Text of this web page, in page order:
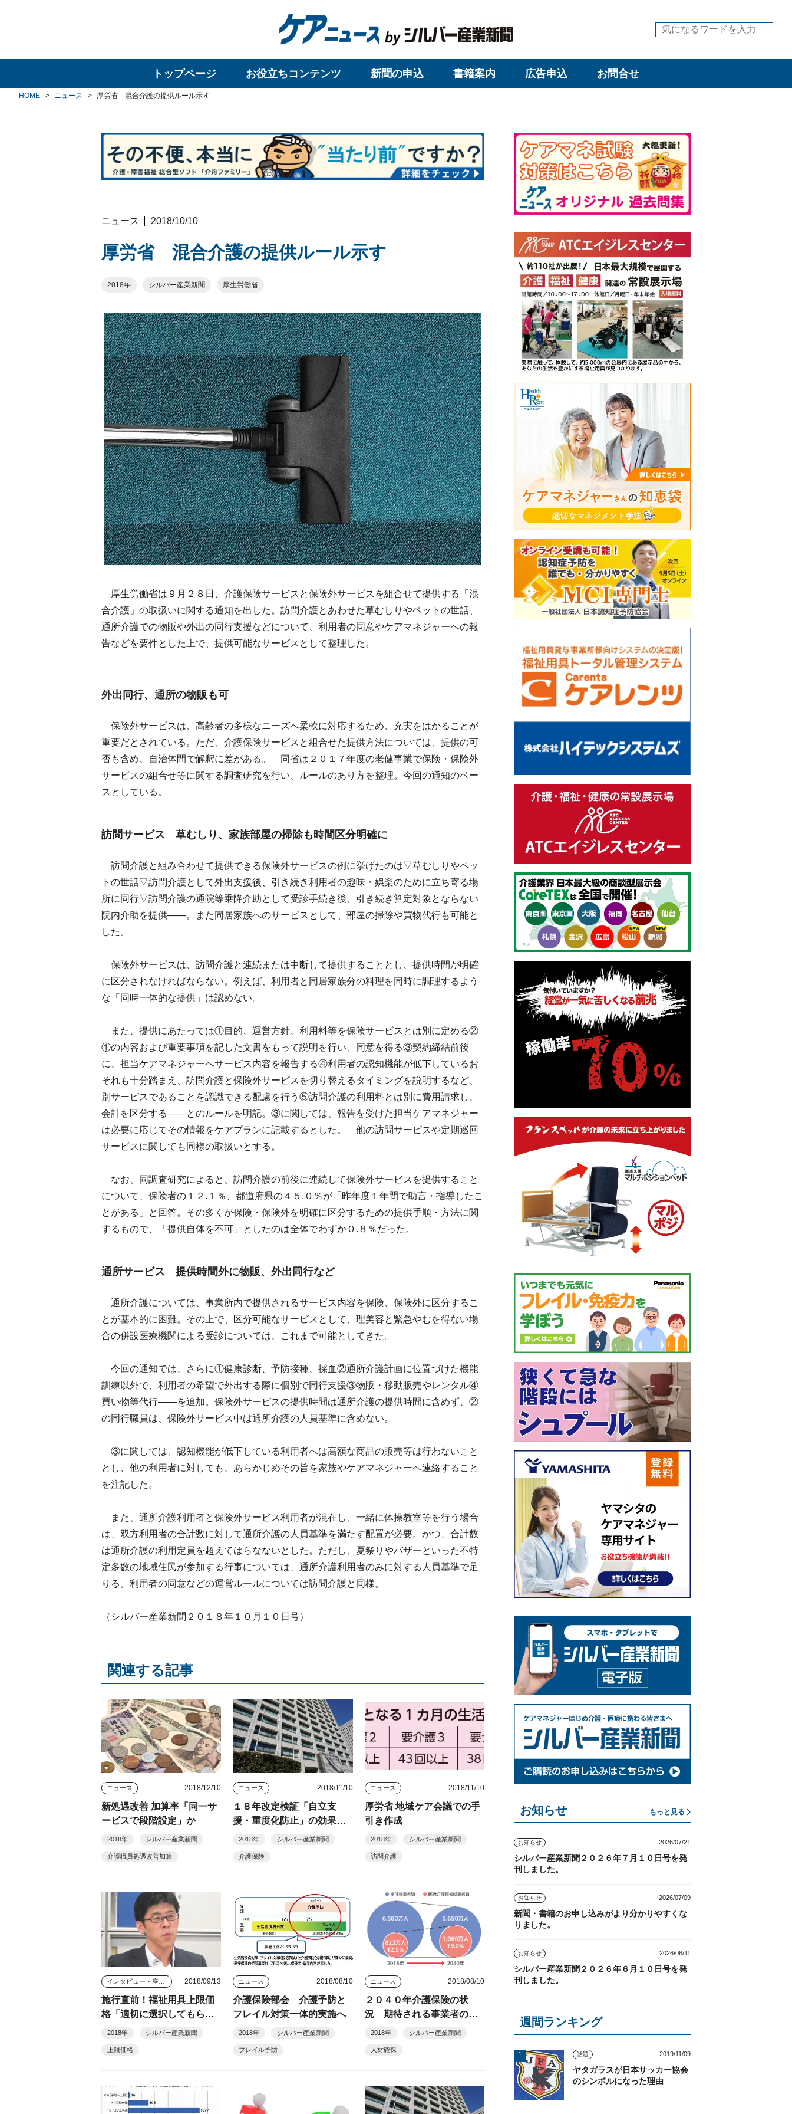
トップページ お役立ちコンテンツ 新聞の申込 書籍案内 広告申込 お問合せ
HOME ニュース 厚労省 混合介護の提供ルール示す
ニュース 2018/10/10
厚労省 混合介護の提供ルール示す
2018年 シルバー産業新聞 厚生労働省
厚生労働省は９月２８日、介護保険サービスと保険外サービスを組合せて提供する「混
合介護」の取扱いに関する通知を出した。訪問介護とあわせた草むしりやペットの世話、
通所介護での物販や外出の同行支援などについて、利用者の同意やケアマネジャーへの報
告などを要件とした上で、提供可能なサービスとして整理した。
外出同行、通所の物販も可
保険外サービスは、高齢者の多様なニーズへ柔軟に対応するため、充実をはかることが
重要だとされている。ただ、介護保険サービスと組合せた提供方法については、提供の可
否も含め、自治体間で解釈に差がある。 同省は２０１７年度の老健事業で保険・保険外
サービスの組合せ等に関する調査研究を行い、ルールのあり方を整理。今回の通知のベー
スとしている。
訪問サービス 草むしり、家族部屋の掃除も時間区分明確に
訪問介護と組み合わせて提供できる保険外サービスの例に挙げたのは▽草むしりやペッ
トの世話▽訪問介護として外出支援後、引き続き利用者の趣味・娯楽のために立ち寄る場
所に同行▽訪問介護の通院等乗降介助として受診手続き後、引き続き算定対象とならない
院内介助を提供――。また同居家族へのサービスとして、部屋の掃除や買物代行も可能と
した。
保険外サービスは、訪問介護と連続または中断して提供することとし、提供時間が明確
に区分されなければならない。例えば、利用者と同居家族分の料理を同時に調理するよう
な「同時一体的な提供」は認めない。
また、提供にあたっては①目的、運営方針、利用料等を保険サービスとは別に定める②
①の内容および重要事項を記した文書をもって説明を行い、同意を得る③契約締結前後
に、担当ケアマネジャーへサービス内容を報告する④利用者の認知機能が低下しているお
それも十分踏まえ、訪問介護と保険外サービスを切り替えるタイミングを説明するなど、
別サービスであることを認識できる配慮を行う⑤訪問介護の利用料とは別に費用請求し、
会計を区分する――とのルールを明記。③に関しては、報告を受けた担当ケアマネジャー
は必要に応じてその情報をケアプランに記載するとした。 他の訪問サービスや定期巡回
サービスに関しても同様の取扱いとする。
なお、同調査研究によると、訪問介護の前後に連続して保険外サービスを提供すること
について、保険者の１２.１％、都道府県の４５.０％が「昨年度１年間で助言・指導したこ
とがある」と回答。その多くが保険・保険外を明確に区分するための提供手順・方法に関
するもので、「提供自体を不可」としたのは全体でわずか０.８％だった。
通所サービス 提供時間外に物販、外出同行など
通所介護については、事業所内で提供されるサービス内容を保険、保険外に区分するこ
とが基本的に困難。その上で、区分可能なサービスとして、理美容と緊急やむを得ない場
合の併設医療機関による受診については、これまで可能としてきた。
今回の通知では、さらに①健康診断、予防接種、採血②通所介護計画に位置づけた機能
訓練以外で、利用者の希望で外出する際に個別で同行支援③物販・移動販売やレンタル④
買い物等代行――を追加。保険外サービスの提供時間は通所介護の提供時間に含めず、②
の同行職員は、保険外サービス中は通所介護の人員基準に含めない。
③に関しては、認知機能が低下している利用者へは高額な商品の販売等は行わないこと
とし、他の利用者に対しても、あらかじめその旨を家族やケアマネジャーへ連絡すること
を注記した。
また、通所介護利用者と保険外サービス利用者が混在し、一緒に体操教室等を行う場合
は、双方利用者の合計数に対して通所介護の人員基準を満たす配置が必要。かつ、合計数
は通所介護の利用定員を超えてはらなないとした。ただし、夏祭りやバザーといった不特
定多数の地域住民が参加する行事については、通所介護利用者のみに対する人員基準で足
りる。利用者の同意などの運営ルールについては訪問介護と同様。
（シルバー産業新聞２０１８年１０月１０日号）
関連する記事
ニュース 2018/12/10
新処遇改善 加算率「同一サ
ービスで段階設定」か
2018年 シルバー産業新聞
介護職員処遇改善加算
ニュース 2018/11/10
１８年改定検証「自立支
援・重度化防止」の効果測
定2018年 シルバー産業新聞
介護保険
ニュース 2018/11/10
厚労省 地域ケア会議での手
引き作成
2018年 シルバー産業新聞
訪問介護
2018/09/13
施行直前！福祉用具上限価
格「適切に選択してもらう
ための仕組み」
2018年 シルバー産業新聞
上限価格
ニュース 2018/08/10
介護保険部会 介護予防と
フレイル対策一体的実施へ
2018年 シルバー産業新聞
フレイル予防
ニュース 2018/08/10
２０４０年介護保険の状
況 期待される事業者の役
割2018年 シルバー産業新聞
人材確保
お知らせ もっと見る
お知らせ 2026/07/21
シルバー産業新聞２０２６年７月１０日号を発
刊しました。
お知らせ 2026/07/09
新聞・書籍のお申し込みがより分かりやすくな
りました。
お知らせ 2026/06/11
シルバー産業新聞２０２６年６月１０日号を発
刊しました。
週間ランキング
話題 2019/11/09
ヤタガラスが日本サッカー協会
のシンボルになった理由